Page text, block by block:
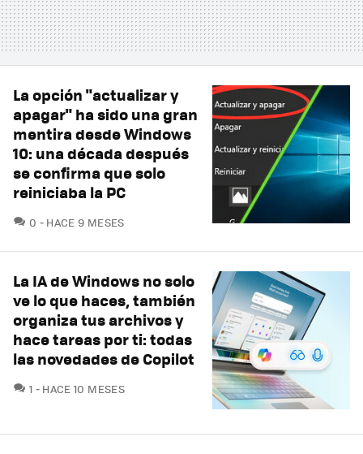
La opción "actualizar y
apagar" ha sido una gran
mentira desde Windows
10: una década después
se confirma que solo
reiniciaba la PC
0 COMENTARIOS
HACE 9 MESES
La IA de Windows no solo
ve lo que haces, también
organiza tus archivos y
hace tareas por ti: todas
las novedades de Copilot
1 COMENTARIOS
HACE 10 MESES